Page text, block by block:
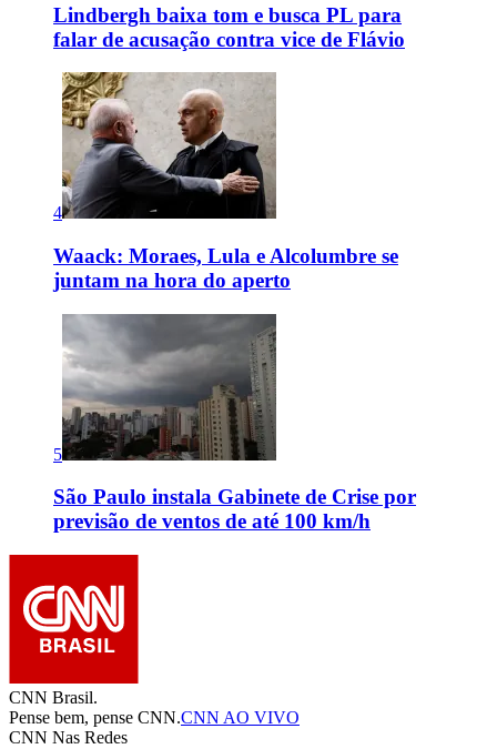
Lindbergh baixa tom e busca PL para
falar de acusação contra vice de Flávio
4
Waack: Moraes, Lula e Alcolumbre se
juntam na hora do aperto
5
São Paulo instala Gabinete de Crise por
previsão de ventos de até 100 km/h
CNN Brasil.
Pense bem, pense CNN.CNN AO VIVO
CNN Nas Redes